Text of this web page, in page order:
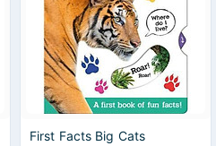
First Facts Big Cats